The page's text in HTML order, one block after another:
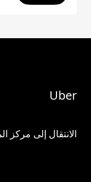
Uber
الانتقال إلى مركز